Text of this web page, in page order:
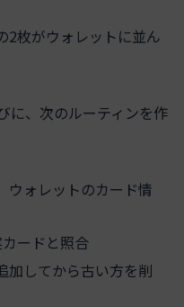
2枚がウォレットに並ん
に、次のルーティンを作
ウォレットのカード情
ードと照合
加してから古い方を削